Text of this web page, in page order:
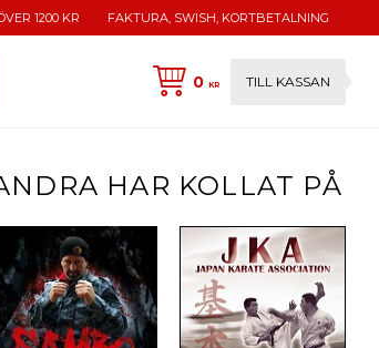
1200 KR FAKTURA, SWISH, KORTBETALNING
0KR TILL KASSAN
HAR KOLLAT PÅ